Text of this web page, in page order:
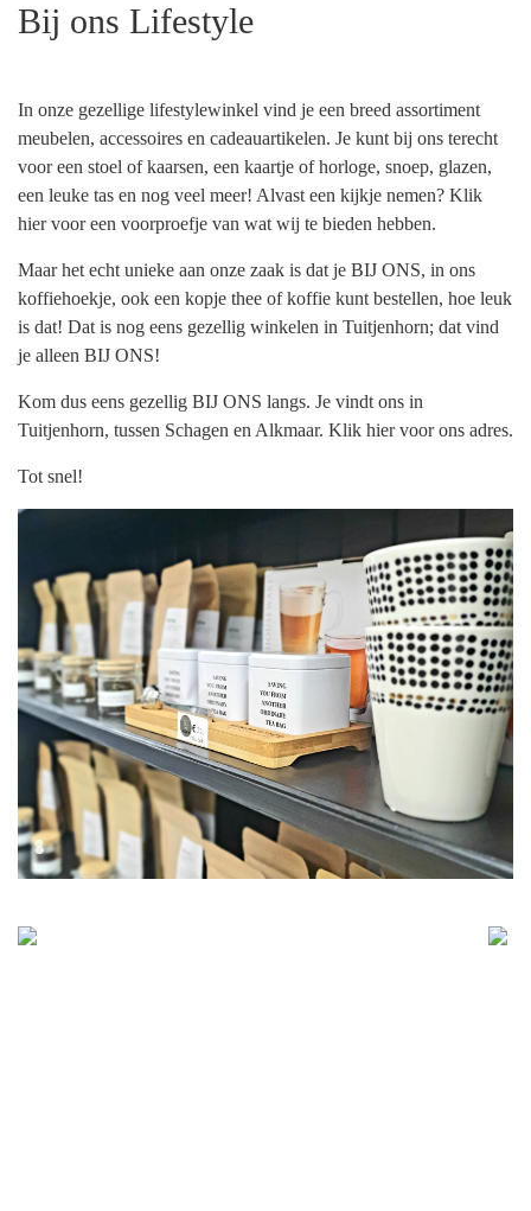
Bij ons Lifestyle
In onze gezellige lifestylewinkel vind je een breed assortiment
meubelen, accessoires en cadeauartikelen. Je kunt bij ons terecht
voor een stoel of kaarsen, een kaartje of horloge, snoep, glazen,
een leuke tas en nog veel meer! Alvast een kijkje nemen? Klik
hier voor een voorproefje van wat wij te bieden hebben.
Maar het echt unieke aan onze zaak is dat je BIJ ONS, in ons
koffiehoekje, ook een kopje thee of koffie kunt bestellen, hoe leuk
is dat! Dat is nog eens gezellig winkelen in Tuitjenhorn; dat vind
je alleen BIJ ONS!
Kom dus eens gezellig BIJ ONS langs. Je vindt ons in
Tuitjenhorn, tussen Schagen en Alkmaar. Klik hier voor ons adres.
Tot snel!